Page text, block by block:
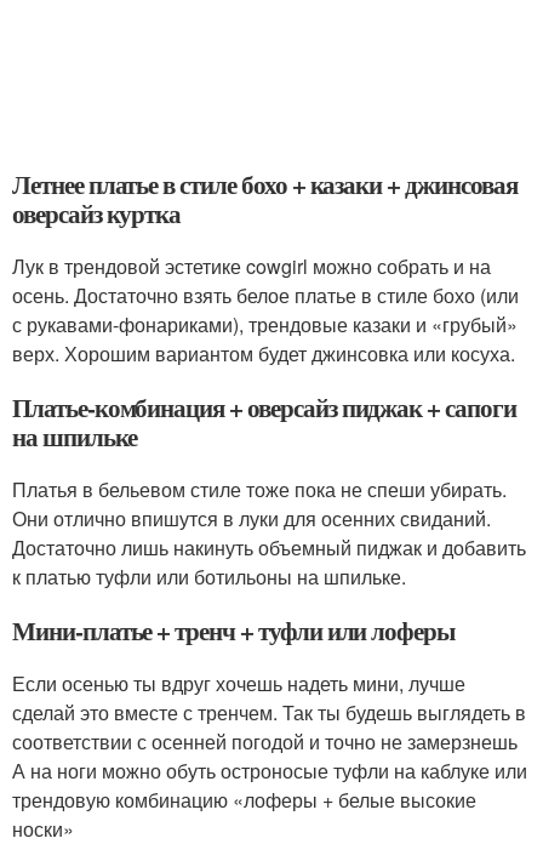
Летнее платье в стиле бохо + казаки + джинсовая
оверсайз куртка
Лук в трендовой эстетике cowgirl можно собрать и на
осень. Достаточно взять белое платье в стиле бохо (или
с рукавами-фонариками), трендовые казаки и «грубый»
верх. Хорошим вариантом будет джинсовка или косуха.
Платье-комбинация + оверсайз пиджак + сапоги
на шпильке
Платья в бельевом стиле тоже пока не спеши убирать.
Они отлично впишутся в луки для осенних свиданий.
Достаточно лишь накинуть объемный пиджак и добавить
к платью туфли или ботильоны на шпильке.
Мини-платье + тренч + туфли или лоферы
Если осенью ты вдруг хочешь надеть мини, лучше
сделай это вместе с тренчем. Так ты будешь выглядеть в
соответствии с осенней погодой и точно не замерзнешь
А на ноги можно обуть остроносые туфли на каблуке или
трендовую комбинацию «лоферы + белые высокие
носки»